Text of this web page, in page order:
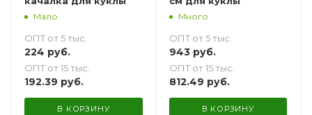
Мало
ОПТ от 5 тыс.
224 руб.
ОПТ от 15 тыс.
192.39 руб.
В КОРЗИНУ
Много
ОПТ от 5 тыс.
943руб.
ОПТ от 15 тыс.
812.49 руб.
В КОРЗИНУ